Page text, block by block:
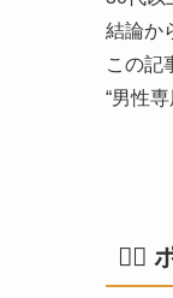
結論か
この記
“男性
🏋️‍♂️